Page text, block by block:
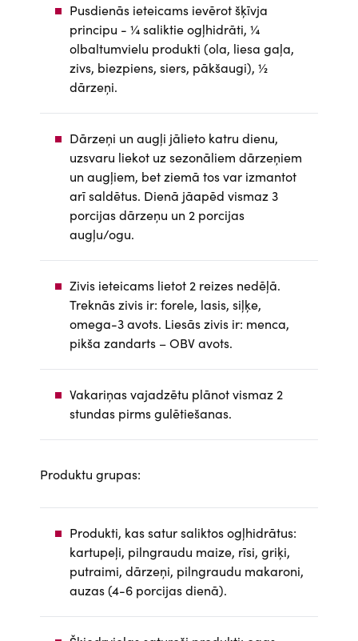
Pusdienās ieteicams ievērot šķīvja
principu - ¼ saliktie ogļhidrāti, ¼
olbaltumvielu produkti (ola, liesa gaļa,
zivs, biezpiens, siers, pākšaugi), ½
dārzeņi.
Dārzeņi un augļi jālieto katru dienu,
uzsvaru liekot uz sezonāliem dārzeņiem
un augļiem, bet ziemā tos var izmantot
arī saldētus. Dienā jāapēd vismaz 3
porcijas dārzeņu un 2 porcijas
augļu/ogu.
Zivis ieteicams lietot 2 reizes nedēļā.
Treknās zivis ir: forele, lasis, siļķe,
omega-3 avots. Liesās zivis ir: menca,
pikša zandarts – OBV avots.
Vakariņas vajadzētu plānot vismaz 2
stundas pirms gulētiešanas.
Produktu grupas:
Produkti, kas satur saliktos ogļhidrātus:
kartupeļi, pilngraudu maize, rīsi, griķi,
putraimi, dārzeņi, pilngraudu makaroni,
auzas (4-6 porcijas dienā).